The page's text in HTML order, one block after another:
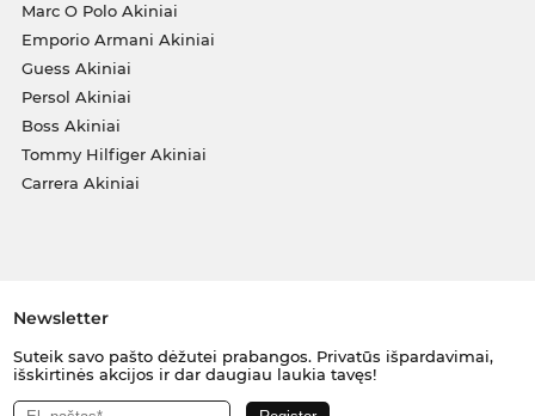
Marc O Polo Akiniai
Emporio Armani Akiniai
Guess Akiniai
Persol Akiniai
Boss Akiniai
Tommy Hilfiger Akiniai
Carrera Akiniai
Newsletter
Suteik savo pašto dėžutei prabangos. Privatūs išpardavimai,
išskirtinės akcijos ir dar daugiau laukia tavęs!